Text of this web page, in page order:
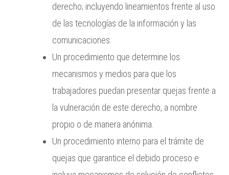
derecho; incluyendo lineamientos frente al uso
de las tecnologías de la información y las
comunicaciones.
Un procedimiento que determine los
mecanismos y medios para que los
trabajadores puedan presentar quejas frente a
la vulneración de este derecho, a nombre
propio o de manera anónima.
Un procedimiento interno para el trámite de
quejas que garantice el debido proceso e